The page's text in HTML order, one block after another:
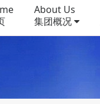
About Us
集团概况